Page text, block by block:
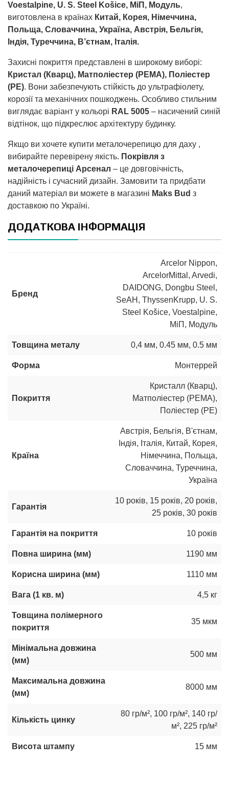
Voestalpine, U. S. Steel Košice, МіП, Модуль,
виготовлена в країнах Китай, Корея, Німеччина,
Польща, Словаччина, Україна, Австрія, Бельгія,
Індія, Туреччина, В’єтнам, Італія.
Захисні покриття представлені в широкому виборі:
Кристал (Кварц), Матполіестер (РЕМА), Поліестер
(РЕ). Вони забезпечують стійкість до ультрафіолету,
корозії та механічних пошкоджень. Особливо стильним
виглядає варіант у кольорі RAL 5005 – насичений синій
відтінок, що підкреслює архітектуру будинку.
Якщо ви хочете купити металочерепицю для даху ,
вибирайте перевірену якість. Покрівля з
металочерепиці Арсенал – це довговічність,
надійність і сучасний дизайн. Замовити та придбати
даний матеріал ви можете в магазині Maks Bud з
доставкою по Україні.
ДОДАТКОВА ІНФОРМАЦІЯ
Бренд
Arcelor Nippon,
ArcelorMittal , Arvedi,
DAIDONG, Dongbu Steel ,
SeAH , ThyssenKrupp, U. S.
Steel Košice, Voestalpine,
МіП , Модуль
Товщина металу 0,4 мм, 0.45 мм, 0.5 мм
Форма Монтеррей
Покриття
Кристалл (Кварц),
Матполіестер (РЕМА),
Поліестер (РЕ)
Країна
Австрія, Бельгія, В'єтнам,
Індія, Італія, Китай, Корея,
Німеччина, Польща,
Словаччина, Туреччина,
Україна
Гарантія
10 років, 15 років, 20 років,
25 років, 30 років
Гарантія на покриття 10 років
Повна ширина (мм) 1190 мм
Корисна ширина (мм) 1110 мм
Вага (1 кв. м) 4,5 кг
Товщина полімерного
покриття
35 мкм
Мінімальна довжина
(мм)
500 мм
Максимальна довжина
(мм)
8000 мм
Кількість цинку
80 гр/м², 100 гр/м², 140 гр/
м², 225 гр/м²
Висота штампу 15 мм